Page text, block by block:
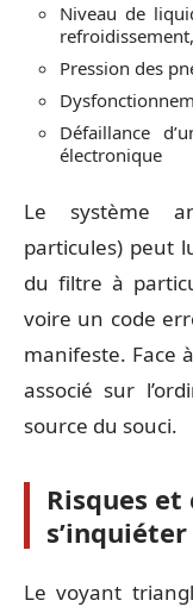
Niveau de
Pression des
Défaillance
électronique
Le système
particules) peut
du filtre à
voire un code
manifeste. Face
associé sur
source du souci.
Risques
s’inquiéter
Le voyant